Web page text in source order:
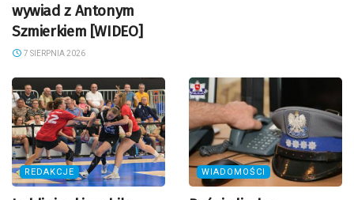
wywiad z Antonym
Szmierkiem [WIDEO]
7 SIERPNIA 2026
REDAKCJE WIADOMOŚCI